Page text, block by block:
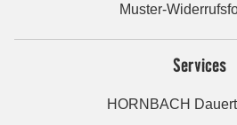
Muster-
Services
HORNBACH